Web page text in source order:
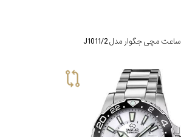
ساعت مچی جگوار مدل J1011/2